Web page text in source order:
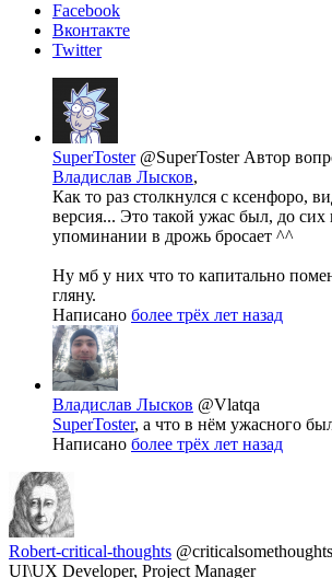
Facebook
Вконтакте
Twitter
SuperToster @SuperToster Автор
Владислав Лысков,
Как то раз столкнулся с ксенфоро,
версия... Это такой ужас был, до сих
упоминании в дрожь бросает ^^
Ну мб у них что то капитально
гляну.
Написано более трёх лет назад
Владислав Лысков @Vlatqa
SuperToster, а что в нём ужасного
Написано более трёх лет назад
Robert-critical-thoughts @criticalsomethoughts
UI\UX Developer, Project Manager